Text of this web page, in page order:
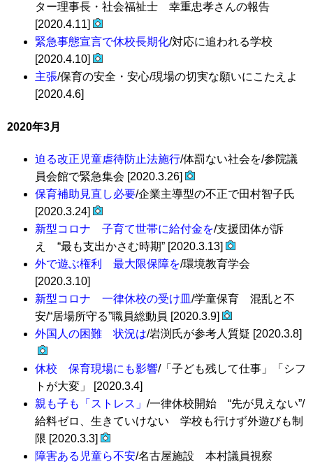
ター理事長・社会福祉士 幸重忠孝さんの報告
[2020.4.11]
緊急事態宣言で休校長期化/対応に追われる学校
[2020.4.10]
主張/保育の安全・安心/現場の切実な願いにこたえよ
[2020.4.6]
2020年3月
迫る改正児童虐待防止法施行/体罰ない社会を/参院議
員会館で緊急集会 [2020.3.26]
保育補助見直し必要/企業主導型の不正で田村智子氏
[2020.3.24]
新型コロナ 子育て世帯に給付金を/支援団体が訴
え “最も支出かさむ時期” [2020.3.13]
外で遊ぶ権利 最大限保障を/環境教育学会
[2020.3.10]
新型コロナ 一律休校の受け皿 /学童保育 混乱と不
安/“居場所守る”職員総動員 [2020.3.9]
外国人の困難 状況は/岩渕氏が参考人質疑 [2020.3.8]
休校 保育現場にも影響/「子ども残して仕事」「シフ
トが大変」 [2020.3.4]
親も子も「ストレス」 /一律休校開始 “先が見えない”/
給料ゼロ、生きていけない 学校も行けず外遊びも制
限 [2020.3.3]
障害ある児童ら不安/名古屋施設 本村議員視察